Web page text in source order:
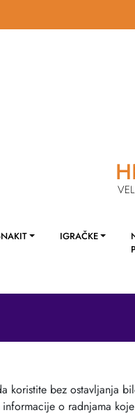
NAKIT IGRAČKE
koristite bez ostavljanja
o radnjama